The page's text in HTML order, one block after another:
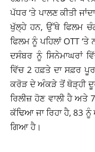
ਪੱਧਰ ‘ਤੇ ਪਾਲਣ ਕੀਤੀ
ਖੁੱਲ੍ਹੇ ਹਨ, ਉੱਥੇ ਫਿਲਮ
ਫਿਲਮ ਨੂੰ ਪਹਿਲਾਂ OTT
ਦਸੰਬਰ ਨੂੰ ਸਿਨੇਮਾਘਰਾਂ
ਵਿੱਚ 2 ਹਫ਼ਤੇ ਦਾ ਸਫ਼ਰ
ਕਰੋੜ ਦੇ ਅੰਕੜੇ ਤੋਂ ਥੋੜ੍ਹੀ
ਰਿਲੀਜ਼ ਹੋਣ ਵਾਲੀ ਹੈ ਅਤੇ
ਕੱਢਿਆ ਜਾ ਰਿਹਾ ਹੈ, 83
ਗਿਆ ਹੈ।